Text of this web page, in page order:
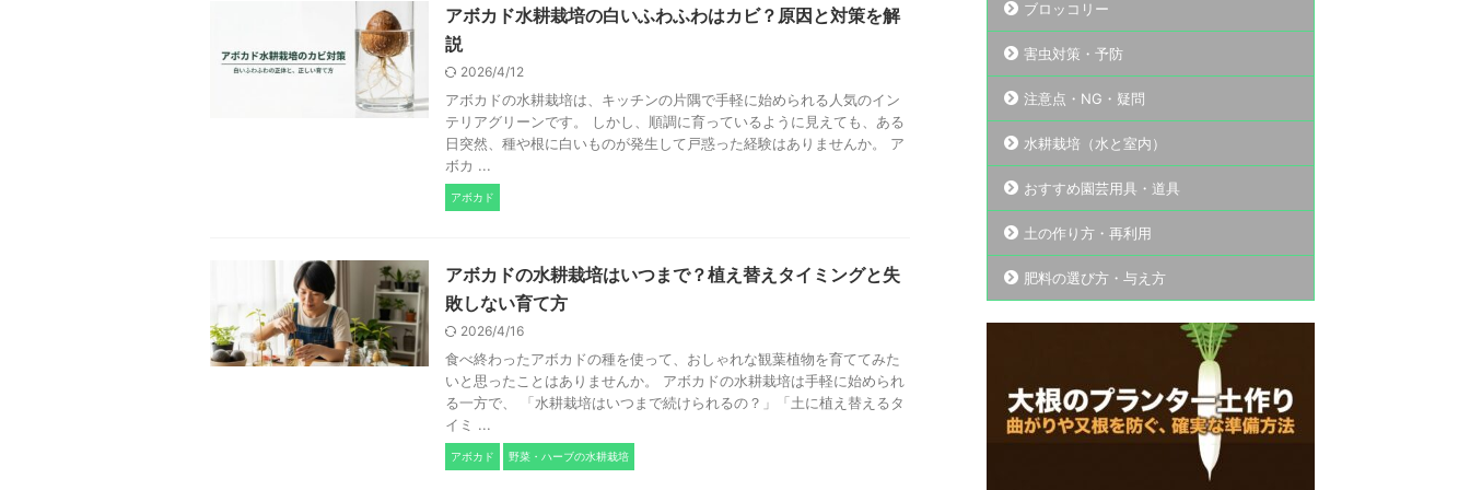
アボカド水耕栽培の白いふわふわはカビ？原因と対策を解
説
2026/4/12
アボカドの水耕栽培は、キッチンの片隅で手軽に始められる人気のイン
テリアグリーンです。 しかし、順調に育っているように見えても、ある
日突然、種や根に白いものが発生して戸惑った経験はありませんか。 ア
ボカ ...
アボカド
アボカドの水耕栽培はいつまで？植え替えタイミングと失
敗しない育て方
2026/4/16
食べ終わったアボカドの種を使って、おしゃれな観葉植物を育ててみた
いと思ったことはありませんか。 アボカドの水耕栽培は手軽に始められ
る一方で、 「水耕栽培はいつまで続けられるの？」「土に植え替えるタ
イミ ...
アボカド 野菜・ハーブの水耕栽培
ブロッコリー
害虫対策・予防
注意点・NG・疑問
水耕栽培（水と室内）
おすすめ園芸用具・道具
土の作り方・再利用
肥料の選び方・与え方